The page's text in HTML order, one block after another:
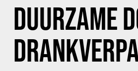
DUURZAME